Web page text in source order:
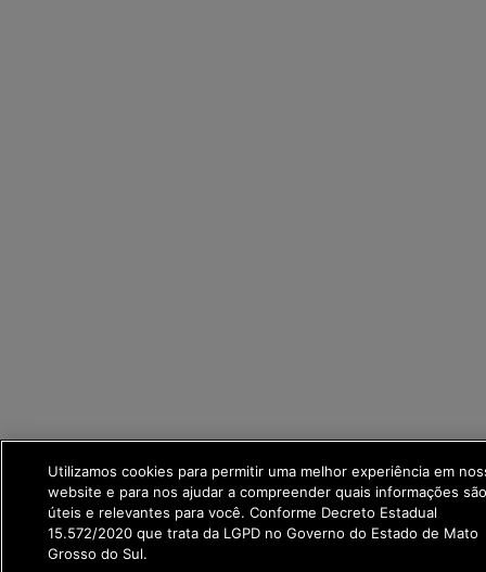
Utilizamos cookies para permitir uma melhor experiência em
website e para nos ajudar a compreender quais informações
úteis e relevantes para você. Conforme Decreto Estadual
15.572/2020 que trata da LGPD no Governo do Estado de Mato
Grosso do Sul.